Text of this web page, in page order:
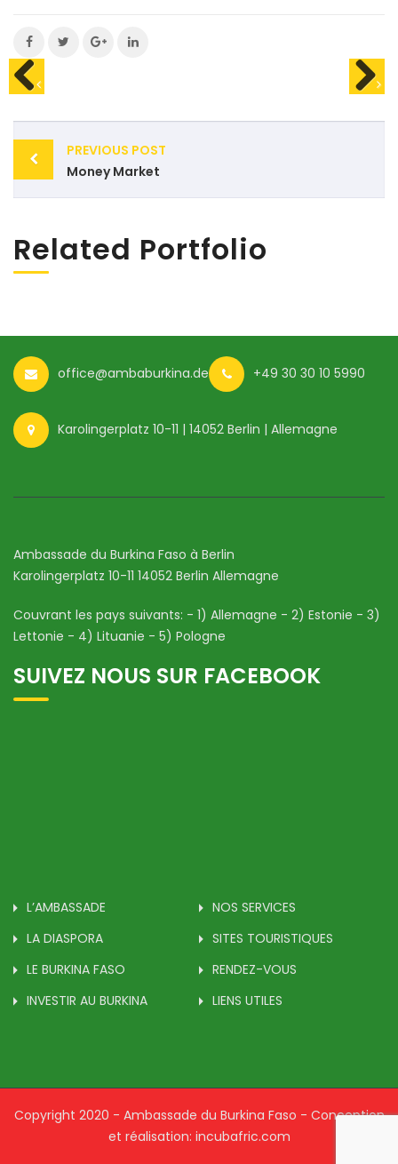
Post
navigation
PREVIOUS POST
Money Market
Related Portfolio
office@ambaburkina.de +49 30 30 10 5990
Karolingerplatz 10-11 | 14052 Berlin | Allemagne
Ambassade du Burkina Faso à Berlin
Karolingerplatz 10-11 14052 Berlin Allemagne
Couvrant les pays suivants: - 1) Allemagne - 2) Estonie - 3)
Lettonie - 4) Lituanie - 5) Pologne
SUIVEZ NOUS SUR FACEBOOK
L’AMBASSADE
NOS SERVICES
LA DIASPORA
SITES TOURISTIQUES
LE BURKINA FASO
RENDEZ-VOUS
INVESTIR AU BURKINA
LIENS UTILES
Copyright 2020 - Ambassade du Burkina Faso - Conception
et réalisation: incubafric.com